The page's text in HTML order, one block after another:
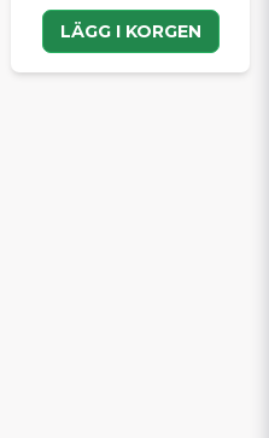
LÄGG I KORGEN